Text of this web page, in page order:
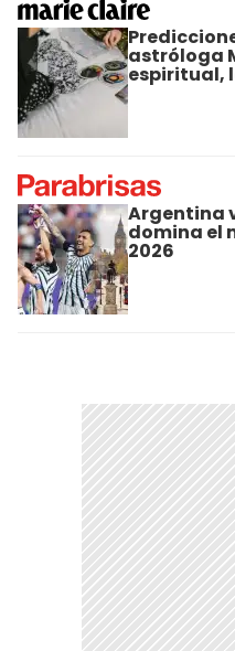
astróloga
espiritual,
Argentina
domina el
2026